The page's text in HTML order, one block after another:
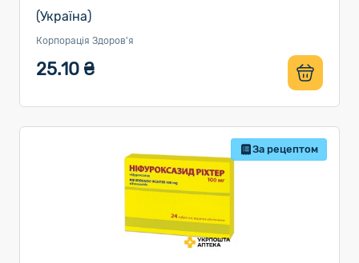
(Україна)
Корпорація Здоров'я
25.10 ₴
За рецептом